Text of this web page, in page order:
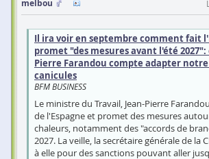
melbou
Il ira voir en septembre comment fait
promet "des mesures avant l'été
Pierre Farandou compte adapter
canicules
BFM BUSINESS
Le ministre du Travail, Jean-Pierre
de l'Espagne et promet des mesures
chaleurs, notamment des "accords de
2027. La veille, la secrétaire générale de la
à elle pour des sanctions pouvant aller